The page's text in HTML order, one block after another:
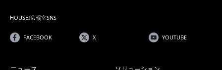
HOUSEI広報室SNS
FACEBOOK X YOUTUBE